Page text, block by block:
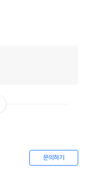
문의하기